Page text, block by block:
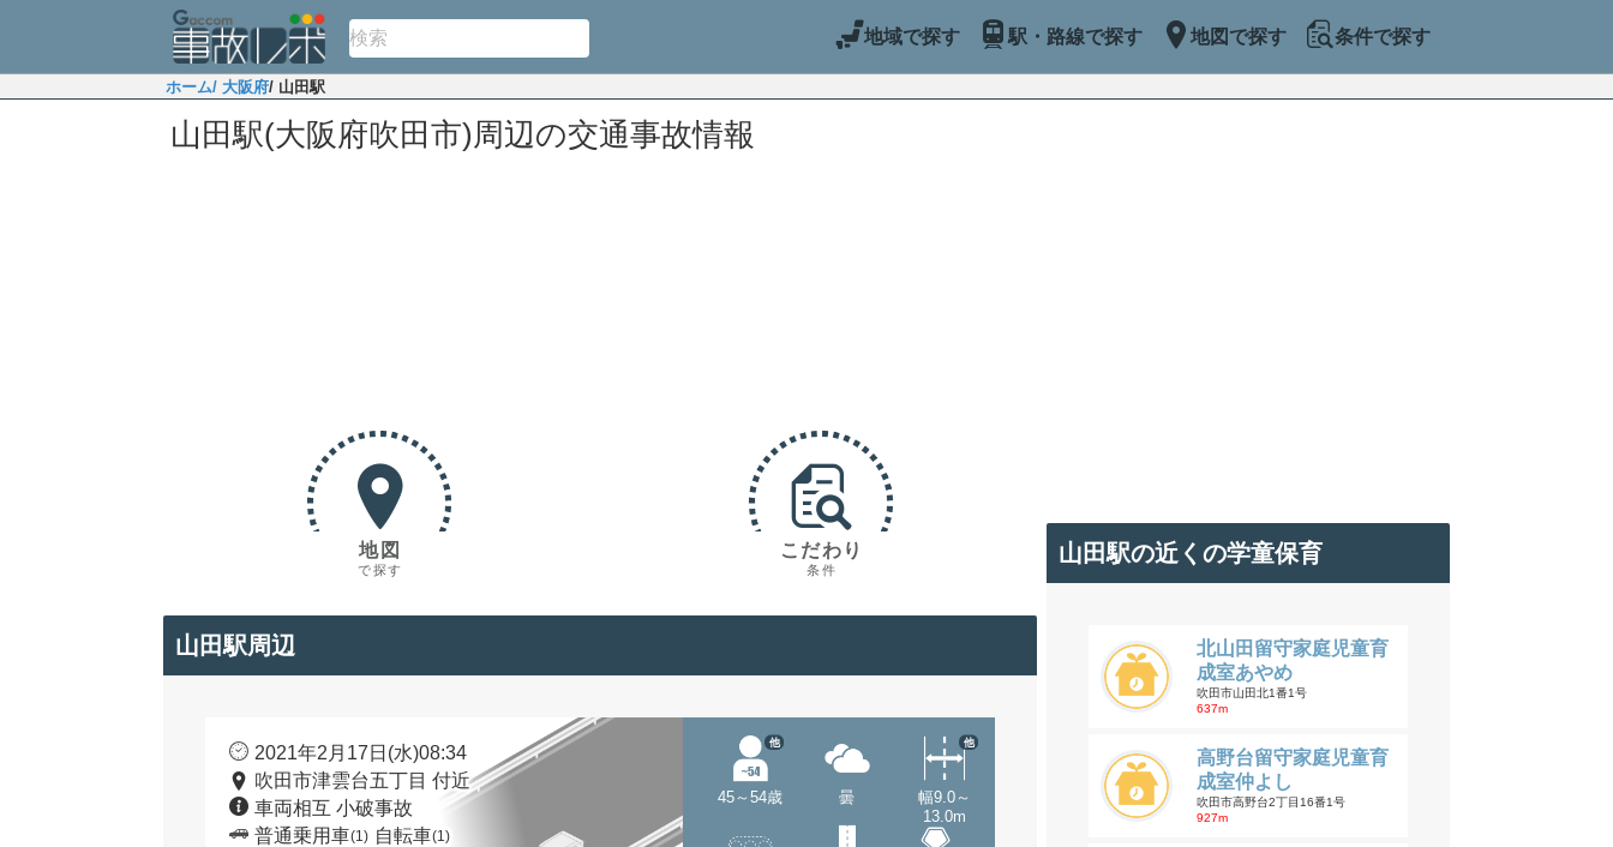
地域で探す 駅・路線で探す 地図で探す 条件で探す
ホーム/ 大阪府/ 山田駅
山田駅(大阪府吹田市)周辺の交通事故情報
地図
で探す
こだわり
条件
山田駅周辺
2021年2月17日(水)08:34
吹田市津雲台五丁目 付近
車両相互 小破事故
普通乗用車(1) 自転車(1)
45～54歳
他
曇
幅9.0～
13.0m
他
山田駅の近くの学童保育
北山田留守家庭児童育
成室あやめ
吹田市山田北1番1号
637m
高野台留守家庭児童育
成室仲よし
吹田市高野台2丁目16番1号
927m